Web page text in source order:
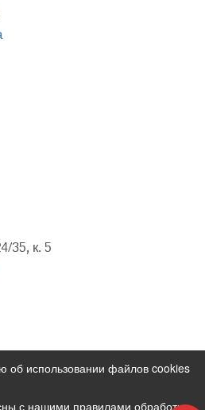
35, к. 5
использовании файлов cookies
с нашими правилами обработки